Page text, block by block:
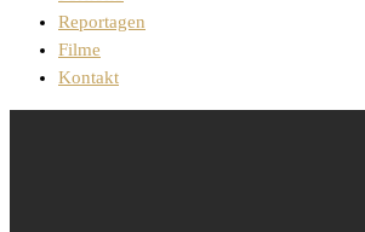
Reportagen
Filme
Kontakt